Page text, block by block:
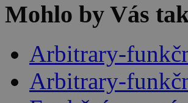
Mohlo by Vás
Arbitrary-
Arbitrary-